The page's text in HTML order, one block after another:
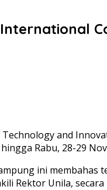
and
Rabu, 28-29
ini membahas
Rektor Unila,